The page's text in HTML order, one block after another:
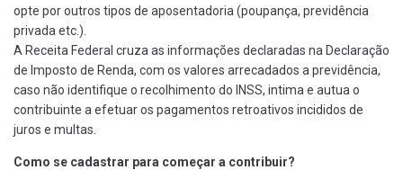
opte por outros tipos de aposentadoria (poupança, previdência
privada etc.).
A Receita Federal cruza as informações declaradas na Declaração
de Imposto de Renda, com os valores arrecadados a previdência,
caso não identifique o recolhimento do INSS, intima e autua o
contribuinte a efetuar os pagamentos retroativos incididos de
juros e multas.
Como se cadastrar para começar a contribuir?